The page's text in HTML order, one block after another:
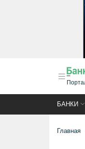
БАНКИ
Главная